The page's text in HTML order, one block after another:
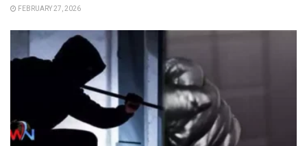
FEBRUARY 27, 2026